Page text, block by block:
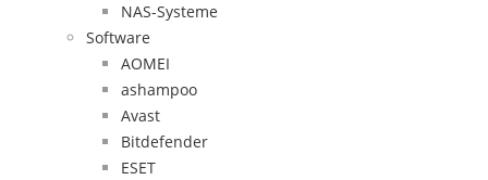
NAS-Systeme
Software
AOMEI
ashampoo
Avast
Bitdefender
ESET